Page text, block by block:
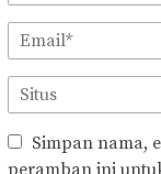
Simpan nama,
peramban ini